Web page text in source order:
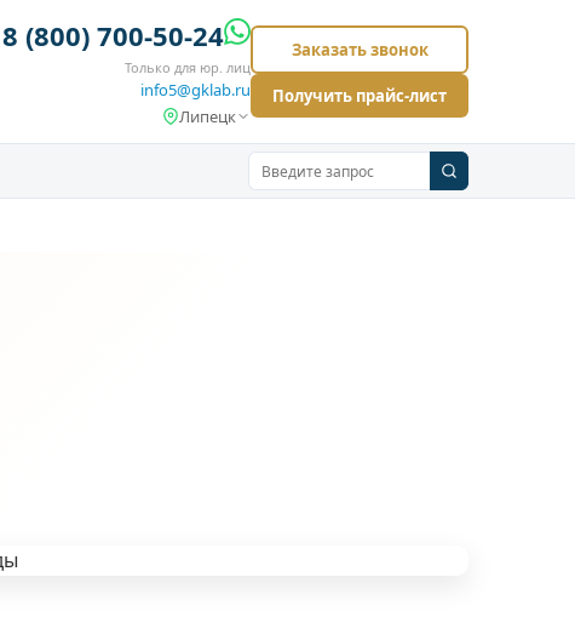
8 (800) 700-50-24
Только для юр. лиц
info5@gklab.ru
Липецк
Заказать звонок
Получить прайс-лист